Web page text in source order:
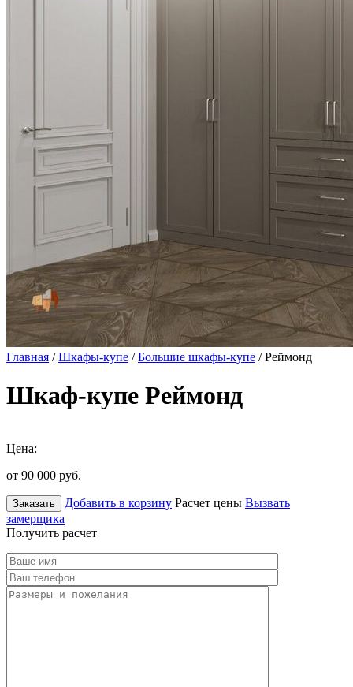
Главная /Шкафы-купе /Большие шкафы-купе / Реймонд
Шкаф-купе Реймонд
Цена:
от 90 000 руб.
Заказать Добавить в корзину Расчет цены Вызвать
замерщика
Получить расчет